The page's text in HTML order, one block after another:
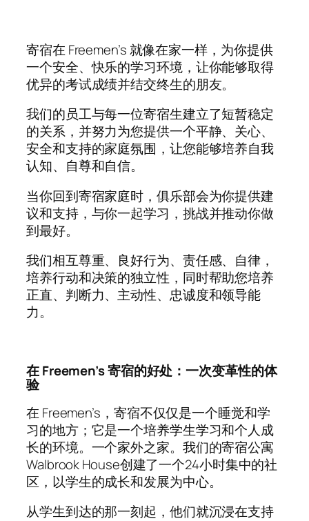
寄宿在 Freemen’s 就像在家一样，为你提供
一个安全、快乐的学习环境，让你能够取得
优异的考试成绩并结交终生的朋友。
我们的员工与每一位寄宿生建立了短暂稳定
的关系，并努力为您提供一个平静、关心、
安全和支持的家庭氛围，让您能够培养自我
认知、自尊和自信。
当你回到寄宿家庭时，俱乐部会为你提供建
议和支持，与你一起学习，挑战并推动你做
到最好。
我们相互尊重、良好行为、责任感、自律，
培养行动和决策的独立性，同时帮助您培养
正直、判断力、主动性、忠诚度和领导能
力。​​​​​​
在 Freemen’s 寄宿的好处：一次变革性的体
验
在 Freemen’s，寄宿不仅仅是一个睡觉和学
习的地方；它是一个培养学生学习和个人成
长的环境。一个家外之家。我们的寄宿公寓
Walbrook House创建了一个24小时集中的社
区，以学生的成长和发展为中心。
从学生到达的那一刻起，他们就沉浸在支持